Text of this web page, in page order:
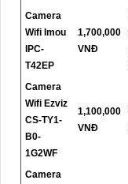
Camera
Wifi Imou
IPC-
T42EP
1,700,000
VNĐ
Camera
Wifi Ezviz
CS-TY1-
B0-
1G2WF
1,100,000
VNĐ
Camera